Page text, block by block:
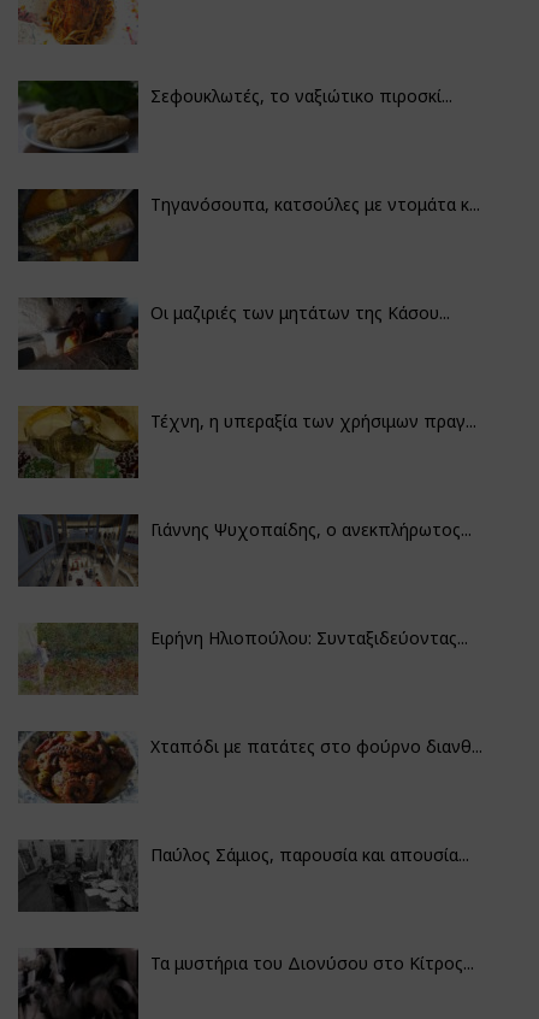
Σεφουκλωτές, το ναξιώτικο πιροσκί...
Τηγανόσουπα, κατσούλες με ντομάτα κ...
Οι μαζιριές των μητάτων της Κάσου...
Τέχνη, η υπεραξία των χρήσιμων πραγ...
Γιάννης Ψυχοπαίδης, ο ανεκπλήρωτος...
Ειρήνη Ηλιοπούλου: Συνταξιδεύοντας...
Χταπόδι με πατάτες στο φούρνο διανθ...
Παύλος Σάμιος, παρουσία και απουσία...
Τα μυστήρια του Διονύσου στο Κίτρος...